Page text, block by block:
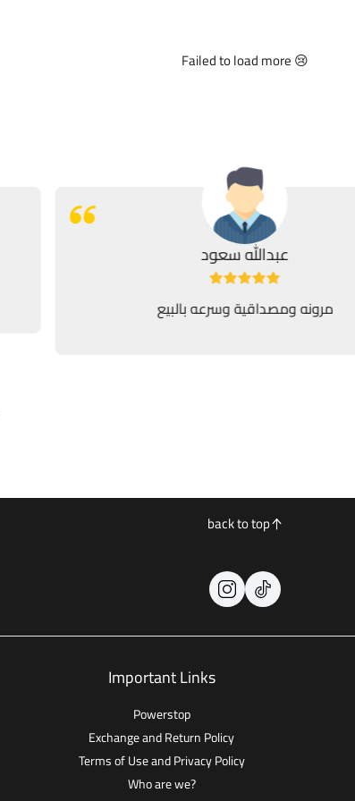
Failed to load more 😢
عبدالله سعود
مرونه ومصداقية وسرعه بالبيع
back to top
Important Links
Powerstop
Exchange and Return Policy
Terms of Use and Privacy Policy
Who are we?